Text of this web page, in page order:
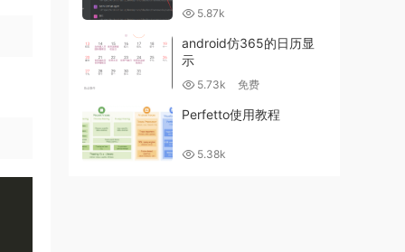
5.87k
android仿365的日历显
示
5.73k 免费
Perfetto使用教程
5.38k